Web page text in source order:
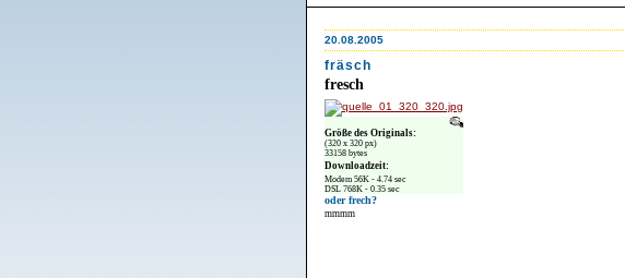
20.08.2005
fräsch
fresch
Größe des Originals:
(320 x 320 px)
33158 bytes
Downloadzeit:
Modem 56K - 4.74 sec
DSL 768K - 0.35 sec
oder frech?
mmmm